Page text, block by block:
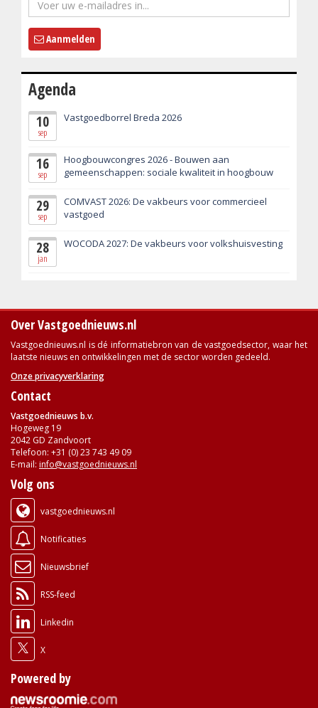
Aanmelden
Agenda
10
sep
Vastgoedborrel Breda 2026
16
sep
Hoogbouwcongres 2026 - Bouwen aan
gemeenschappen: sociale kwaliteit in hoogbouw
29
sep
COMVAST 2026: De vakbeurs voor commercieel
vastgoed
28
jan
WOCODA 2027: De vakbeurs voor volkshuisvesting
Over Vastgoednieuws.nl
Vastgoednieuws.nl is dé informatiebron van de vastgoedsector, waar het
laatste nieuws en ontwikkelingen met de sector worden gedeeld.
Onze privacyverklaring
Contact
Vastgoednieuws b.v.
Hogeweg 19
2042 GD Zandvoort
Telefoon: +31 (0) 23 743 49 09
E-mail: info@vastgoednieuws.nl
Volg ons
vastgoednieuws.nl
Notificaties
Nieuwsbrief
RSS-feed
Linkedin
X
Powered by